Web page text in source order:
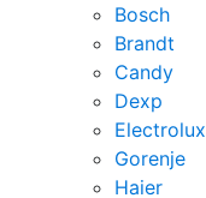
Bosch
Brandt
Candy
Dexp
Electrolux
Gorenje
Haier